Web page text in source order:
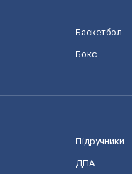
Баскетбол
Бокс
Підручники
ДПА